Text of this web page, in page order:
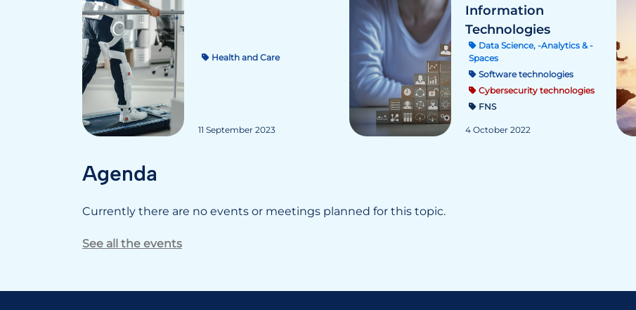
Health and Care
11 September 2023
Information
Technologies
Data Science, -Analytics & -
Spaces
Software technologies
Cybersecurity technologies
FNS
4 October 2022
Agenda
Currently there are no events or meetings planned for this topic.
See all the events